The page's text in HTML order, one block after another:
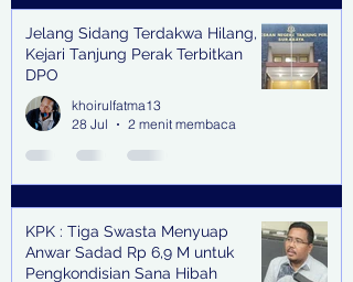
Jelang Sidang Terdakwa Hilang,
Kejari Tanjung Perak Terbitkan
DPO
khoirulfatma13
28 Jul
2 menit membaca
KPK : Tiga Swasta Menyuap
Anwar Sadad Rp 6,9 M untuk
Pengkondisian Sana Hibah